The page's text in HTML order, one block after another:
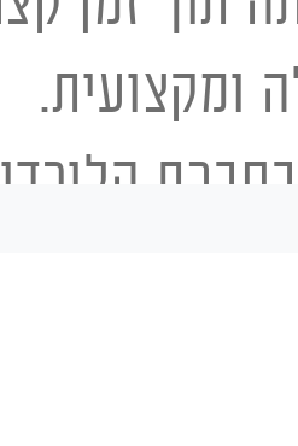
ומקצועית.
בחברת